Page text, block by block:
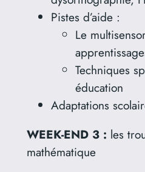
Pistes d’aide :
Le
Techniques
éducation
Adaptations
WEEK-END 3 : les
mathématique